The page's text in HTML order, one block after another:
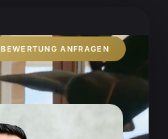
BEWERTUNG ANFRAGEN